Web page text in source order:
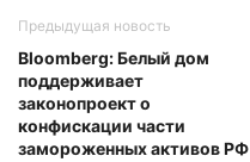
Предыдущая новость
Bloomberg: Белый дом
поддерживает
законопроект о
конфискации части
замороженных активов РФ